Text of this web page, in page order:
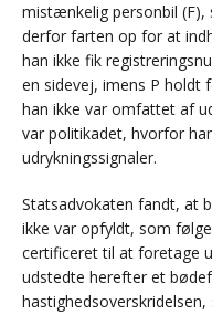
mistænkelig personbil
derfor farten op for at
han ikke fik
en sidevej, imens P holdt
han ikke var omfattet af
var politikadet, hvorfor
udrykningssignaler.
Statsadvokaten fandt, at
ikke var opfyldt, som
certificeret til at foretage
udstedte herefter et